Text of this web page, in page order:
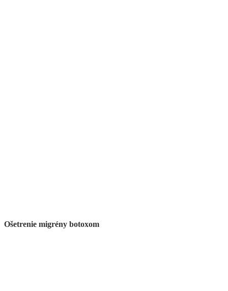
Ošetrenie migrény botoxom